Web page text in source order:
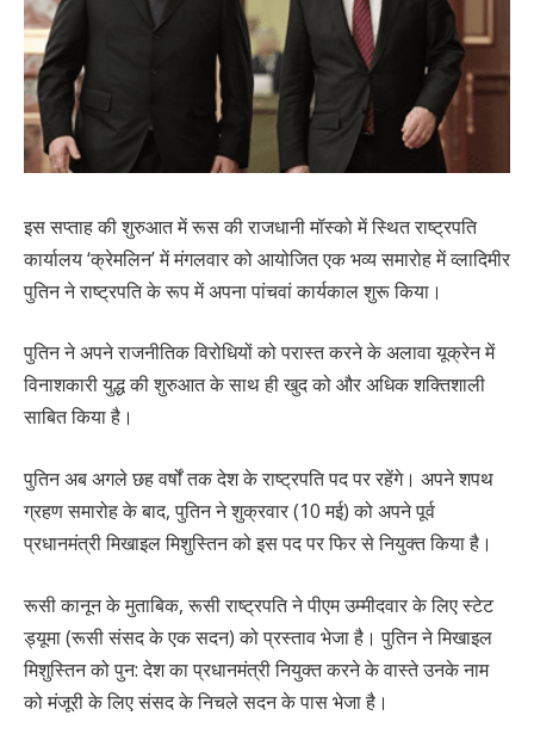
इस सप्ताह की शुरुआत में रूस की राजधानी मॉस्को में स्थित राष्ट्रपति
कार्यालय ‘क्रेमलिन’ में मंगलवार को आयोजित एक भव्य समारोह में व्लादिमीर
पुतिन ने राष्ट्रपति के रूप में अपना पांचवां कार्यकाल शुरू किया।
पुतिन ने अपने राजनीतिक विरोधियों को परास्त करने के अलावा यूक्रेन में
विनाशकारी युद्ध की शुरुआत के साथ ही खुद को और अधिक शक्तिशाली
साबित किया है।
पुतिन अब अगले छह वर्षों तक देश के राष्ट्रपति पद पर रहेंगे। अपने शपथ
ग्रहण समारोह के बाद, पुतिन ने शुक्रवार (10 मई) को अपने पूर्व
प्रधानमंत्री मिखाइल मिशुस्तिन को इस पद पर फिर से नियुक्त किया है।
रूसी कानून के मुताबिक, रूसी राष्ट्रपति ने पीएम उम्मीदवार के लिए स्टेट
ड्यूमा (रूसी संसद के एक सदन) को प्रस्ताव भेजा है। पुतिन ने मिखाइल
मिशुस्तिन को पुन: देश का प्रधानमंत्री नियुक्त करने के वास्ते उनके नाम
को मंजूरी के लिए संसद के निचले सदन के पास भेजा है।